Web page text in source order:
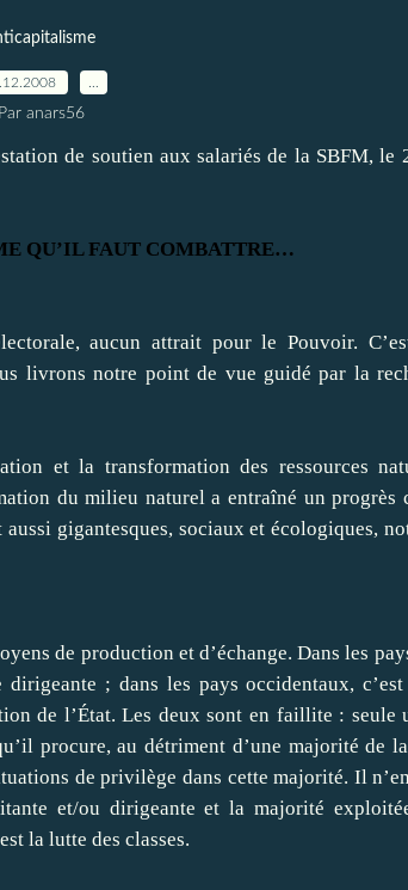
Par anars56
de soutien aux salariés de la SBFM, le
QU’IL FAUT COMBATTRE…
aucun attrait pour le Pouvoir.
livrons notre point de vue guidé par la
et la transformation des ressources
du milieu naturel a entraîné un progrès
gigantesques, sociaux et écologiques,
de production et d’échange. Dans les
; dans les pays occidentaux,
de l’État. Les deux sont en faillite : seule
procure, au détriment d’une majorité de
de privilège dans cette majorité. Il
et/ou dirigeante et la majorité
la lutte des classes.